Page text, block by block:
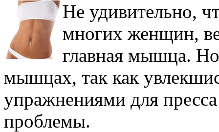
Не удивительно,
многих женщин,
главная мышца. Но
мышцах, так как
упражнениями для
проблемы.